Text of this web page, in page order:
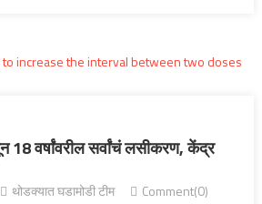
18 वर्षांवरील सर्वांचं लसीकरण, केंद्र
थोडक्यात घडामोडी टीम Comment(0)